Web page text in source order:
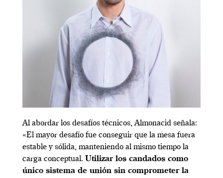
Al abordar los desafíos técnicos, Almonacid señala:
«El mayor desafío fue conseguir que la mesa fuera
estable y sólida, manteniendo al mismo tiempo la
carga conceptual. Utilizar los candados como
único sistema de unión sin comprometer la